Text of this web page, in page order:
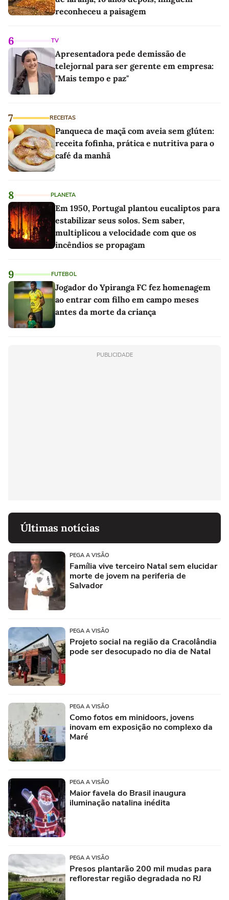
reconheceu a paisagem
6 TV
Apresentadora pede demissão de
telejornal para ser gerente em empresa:
"Mais tempo e paz"
7 RECEITAS
Panqueca de maçã com aveia sem glúten:
receita fofinha, prática e nutritiva para o
café da manhã
8 PLANETA
Em 1950, Portugal plantou eucaliptos para
estabilizar seus solos. Sem saber,
multiplicou a velocidade com que os
incêndios se propagam
9 FUTEBOL
Jogador do Ypiranga FC fez homenagem
ao entrar com filho em campo meses
antes da morte da criança
PUBLICIDADE
Últimas notícias
PEGA A VISÃO
Família vive terceiro Natal sem elucidar
morte de jovem na periferia de
Salvador
PEGA A VISÃO
Projeto social na região da Cracolândia
pode ser desocupado no dia de Natal
PEGA A VISÃO
Como fotos em minidoors, jovens
inovam em exposição no complexo da
Maré
PEGA A VISÃO
Maior favela do Brasil inaugura
iluminação natalina inédita
PEGA A VISÃO
Presos plantarão 200 mil mudas para
reflorestar região degradada no RJ